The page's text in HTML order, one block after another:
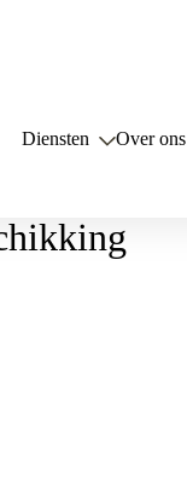
Diensten Over ons